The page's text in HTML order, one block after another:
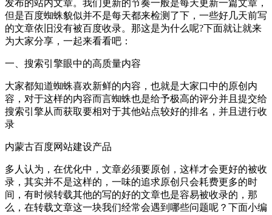
发布的站内文章。我们更新的节奏一般是每天更新一篇文章，
但是百度蜘蛛貌似并不是每天都来检测了下，一些好几天前写
的文章依旧没有被百度收录。那这是为什么呢?下面就让就来
为大家分享，一起来看看吧：
一、搜索引擎眼中的高质量内容
大家都知道蜘蛛喜欢新鲜的内容，也就是大家口中的原创内
容，对于这样的内容而言蜘蛛也是给予极高的评分并且提交给
搜索引擎从而获取要相对于其他站点较好的排名，并且进行收
录
内蒙古百度网站建设产品
多人认为，在优化中，文章必须要原创，这样才会更好的被收
录，其实并不是这样的，一味的追求原创只会耗费更多的时
间，有时候转载其他的写的好的文章也是容易被收录的，那
么，在转载文章这一块我们经常会遇到哪些问题呢？下面小编